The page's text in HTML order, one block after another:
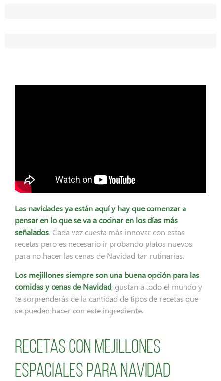
Las navidades ya están aquí y hay que comenzar a
pensar en lo que se va a cocinar en los días más
señalados. Cada vez cuesta más innovar con estas
recetas pero es necesario ir probando platos nuevos
para no hacer las cenas de Navidad tan rutinarias.
Los mejillones siempre son una buena opción para las
comidas y cenas de Navidad, gustan a todo el mundo y
te sorprenderás de la cantidad de tipos de recetas que
se pueden hacer con este ingrediente.
Recetas con mejillones
espaciales para Navidad